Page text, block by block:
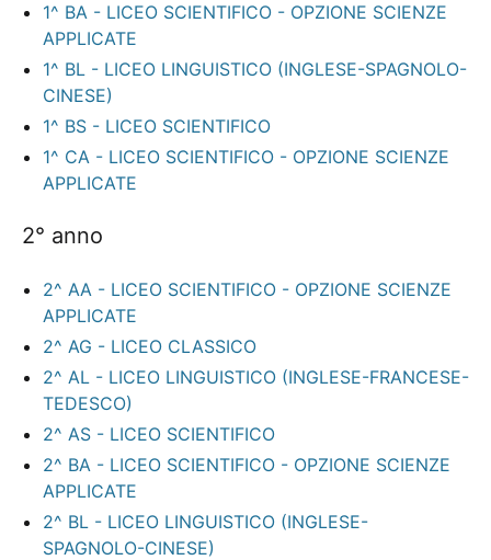
1^ BA - LICEO SCIENTIFICO - OPZIONE SCIENZE
APPLICATE
1^ BL - LICEO LINGUISTICO (INGLESE-SPAGNOLO-
CINESE)
1^ BS - LICEO SCIENTIFICO
1^ CA - LICEO SCIENTIFICO - OPZIONE SCIENZE
APPLICATE
2° anno
2^ AA - LICEO SCIENTIFICO - OPZIONE SCIENZE
APPLICATE
2^ AG - LICEO CLASSICO
2^ AL - LICEO LINGUISTICO (INGLESE-FRANCESE-
TEDESCO)
2^ AS - LICEO SCIENTIFICO
2^ BA - LICEO SCIENTIFICO - OPZIONE SCIENZE
APPLICATE
2^ BL - LICEO LINGUISTICO (INGLESE-
SPAGNOLO-CINESE)